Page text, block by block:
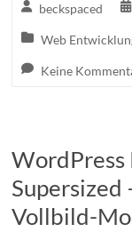
beckspaced
Web
Keine
WordPress
Vollbild-